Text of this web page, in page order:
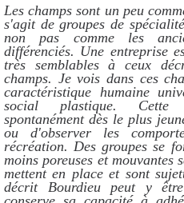
Les champs sont un peu
s'agit de groupes de
non pas comme les
différenciés. Une entreprise
très semblables à ceux
champs. Je vois dans ces
caractéristique humaine
social plastique. Cette
spontanément dès le plus
ou d'observer les
récréation. Des groupes se
moins poreuses et mouvantes
mettent en place et sont
décrit Bourdieu peut y